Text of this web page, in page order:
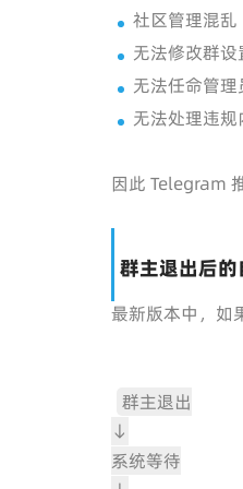
社区管理混乱
无法修改群设
无法任命管理
无法处理违规
因此 Telegram
群主退出后
最新版本中，如
群主退出
↓
系统等待